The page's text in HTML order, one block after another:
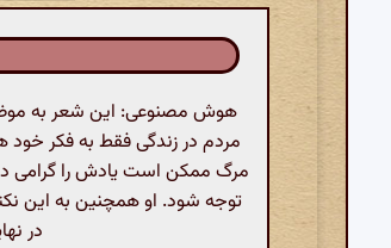
هوش مصنوعی: این شعر به
مردم در زندگی فقط به فکر خود
مرگ ممکن است یادش را گرامی
توجه شود. او همچنین به این
در